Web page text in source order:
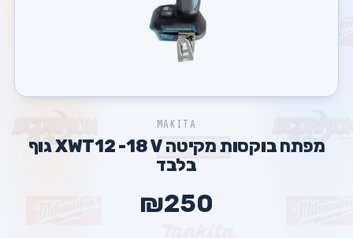
MAKITA
מפתח בוקסות מקיטה XWT12 -18 V גוף
בלבד
₪250